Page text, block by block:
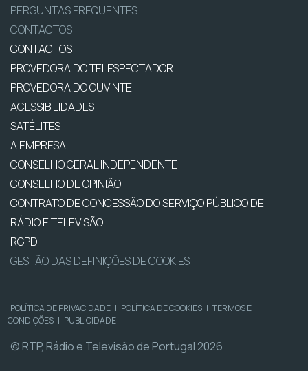
PERGUNTAS FREQUENTES
CONTACTOS
CONTACTOS
PROVEDORA DO TELESPECTADOR
PROVEDORA DO OUVINTE
ACESSIBILIDADES
SATÉLITES
A EMPRESA
CONSELHO GERAL INDEPENDENTE
CONSELHO DE OPINIÃO
CONTRATO DE CONCESSÃO DO SERVIÇO PÚBLICO DE
RÁDIO E TELEVISÃO
RGPD
GESTÃO DAS DEFINIÇÕES DE COOKIES
POLÍTICA DE PRIVACIDADE | POLÍTICA DE COOKIES | TERMOS E
CONDIÇÕES | PUBLICIDADE
© RTP, Rádio e Televisão de Portugal 2026